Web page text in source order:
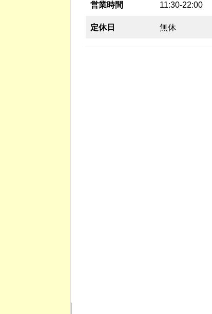
営業時間 11:30-22:00
定休日 無休